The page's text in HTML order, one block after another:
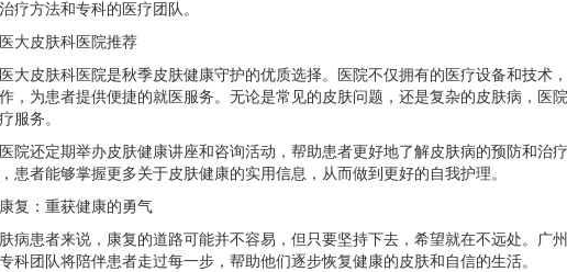
疗方法和专科的医疗团队。
大皮肤科医院推荐
大皮肤科医院是秋季皮肤健康守护的优质选择。医院不仅拥有的医疗设备和技术
，为患者提供便捷的就医服务。无论是常见的皮肤问题，还是复杂的皮肤病，医
服务。
院还定期举办皮肤健康讲座和咨询活动，帮助患者更好地了解皮肤病的预防和治
患者能够掌握更多关于皮肤健康的实用信息，从而做到更好的自我护理。
复：重获健康的勇气
病患者来说，康复的道路可能并不容易，但只要坚持下去，希望就在不远处。广
科团队将陪伴患者走过每一步，帮助他们逐步恢复健康的皮肤和自信的生活。